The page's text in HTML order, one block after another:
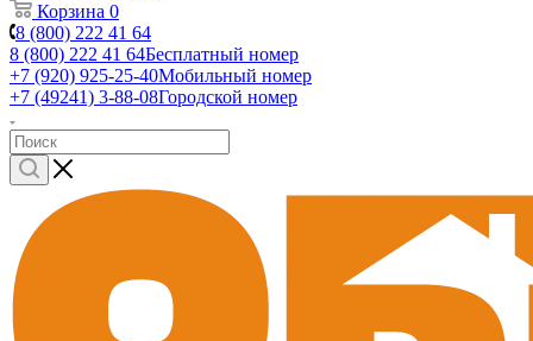
Корзина 0
8 (800) 222 41 64
8 (800) 222 41 64Бесплатный номер
+7 (920) 925-25-40Мобильный номер
+7 (49241) 3-88-08Городской номер